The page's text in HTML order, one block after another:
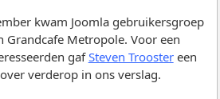
kwam Joomla gebruikersgroep
Grandcafe Metropole. Voor een
gafSteven Troostereen
verderop in ons verslag.